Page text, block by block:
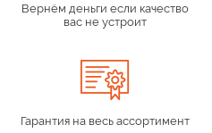
Вернём деньги если качество
вас не устроит
Гарантия на весь ассортимент